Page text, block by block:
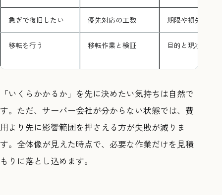
急ぎで復旧したい 優先対応の工数 期限や損失の大
移転を行う 移転作業と検証 目的と現状の課
「いくらかかるか」を先に決めたい気持ちは自然で
す。ただ、サーバー会社が分からない状態では、費
用より先に影響範囲を押さえる方が失敗が減りま
す。全体像が見えた時点で、必要な作業だけを見積
もりに落とし込めます。